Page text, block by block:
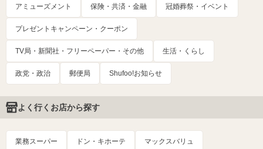
アミューズメント 保険・共済・金融 冠婚葬祭・イベント
プレゼントキャンペーン・クーポン
TV局・新聞社・フリーペーパー・その他 生活・くらし
政党・政治 郵便局 Shufoo!お知らせ
よく行くお店から探す
業務スーパー ドン・キホーテ マックスバリュ